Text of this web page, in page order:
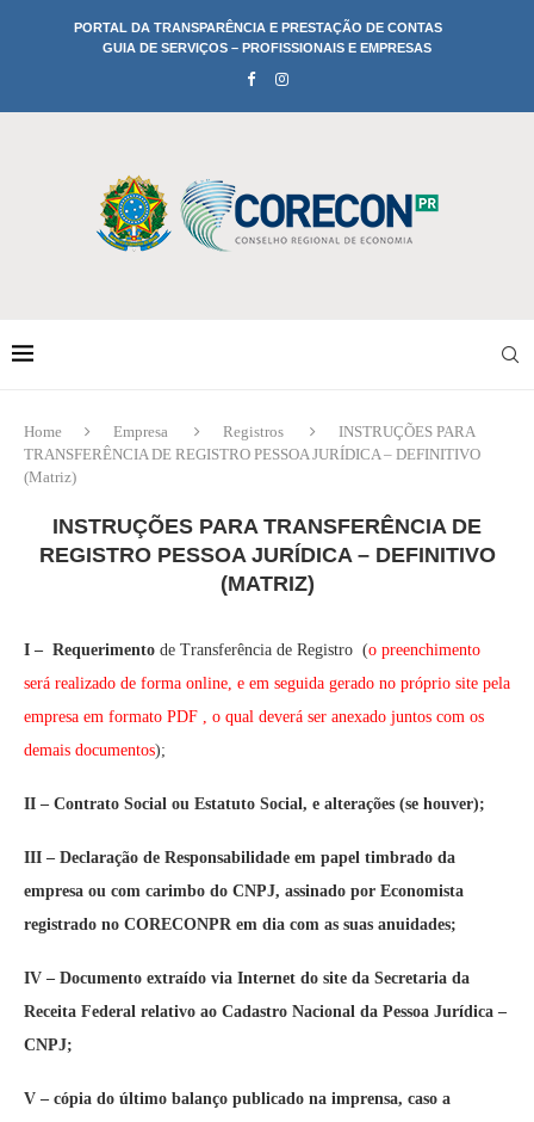
PORTAL DA TRANSPARÊNCIA E PRESTAÇÃO DE CONTAS
GUIA DE SERVIÇOS – PROFISSIONAIS E EMPRESAS
Home Empresa Registros
INSTRUÇÕES PARA
TRANSFERÊNCIA DE REGISTRO PESSOA JURÍDICA – DEFINITIVO
(Matriz)
INSTRUÇÕES PARA TRANSFERÊNCIA DE
REGISTRO PESSOA JURÍDICA – DEFINITIVO
(MATRIZ)
I – Requerimento de Transferência de Registro (o preenchimento
será realizado de forma online, e em seguida gerado no próprio site pela
empresa em formato PDF , o qual deverá ser anexado juntos com os
demais documentos);
II – Contrato Social ou Estatuto Social, e alterações (se houver);
III – Declaração de Responsabilidade em papel timbrado da
empresa ou com carimbo do CNPJ, assinado por Economista
registrado no CORECONPR em dia com as suas anuidades;
IV – Documento extraído via Internet do site da Secretaria da
Receita Federal relativo ao Cadastro Nacional da Pessoa Jurídica –
CNPJ;
V – cópia do último balanço publicado na imprensa, caso a